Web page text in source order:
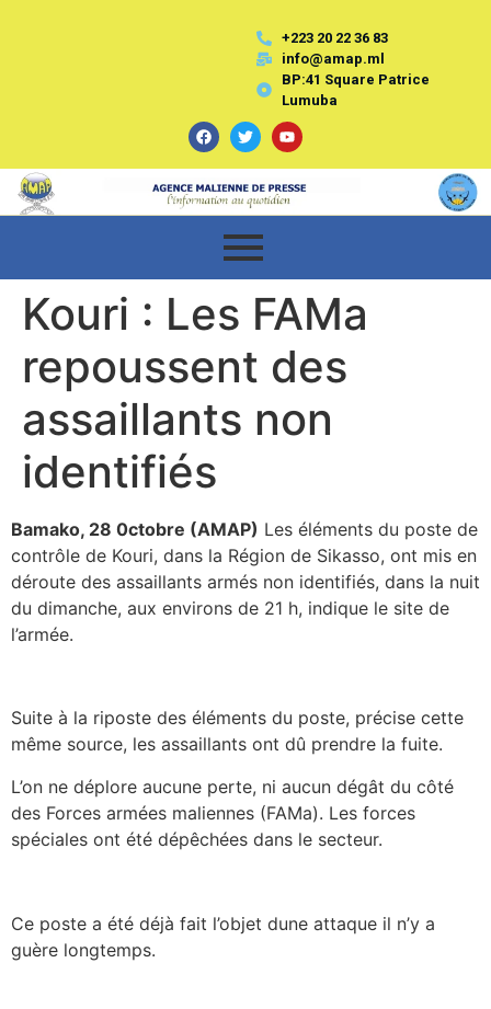
+223 20 22 36 83
info@amap.ml
BP:41 Square Patrice
Lumuba
Kouri : Les FAMa
repoussent des
assaillants non
identifiés
Bamako, 28 0ctobre (AMAP) Les éléments du poste de
contrôle de Kouri, dans la Région de Sikasso, ont mis en
déroute des assaillants armés non identifiés, dans la nuit
du dimanche, aux environs de 21 h, indique le site de
l’armée.
Suite à la riposte des éléments du poste, précise cette
même source, les assaillants ont dû prendre la fuite.
L’on ne déplore aucune perte, ni aucun dégât du côté
des Forces armées maliennes (FAMa). Les forces
spéciales ont été dépêchées dans le secteur.
Ce poste a été déjà fait l’objet dune attaque il n’y a
guère longtemps.